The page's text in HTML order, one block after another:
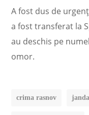
A fost dus de
a fost transferat la
au deschis pe
omor.
crima rasnov